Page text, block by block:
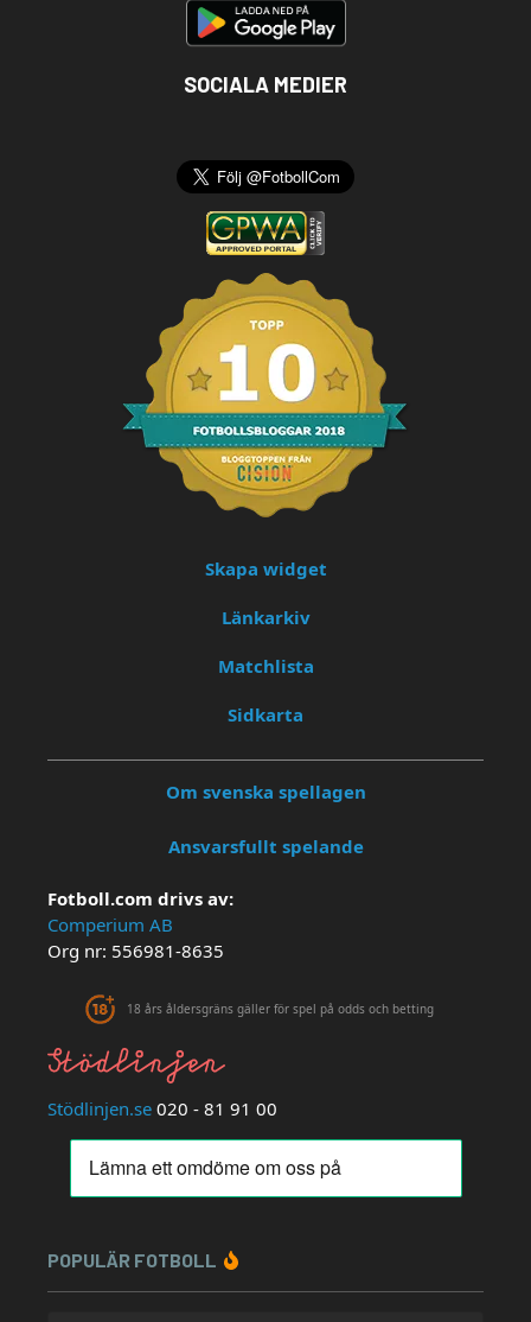
SOCIALA MEDIER
Skapa widget
Länkarkiv
Matchlista
Sidkarta
Om svenska spellagen
Ansvarsfullt spelande
Fotboll.com drivs av:
Comperium AB
Org nr: 556981-8635
18 års åldersgräns gäller för spel på odds och betting
Stödlinjen.se 020 - 81 91 00
POPULÄR FOTBOLL